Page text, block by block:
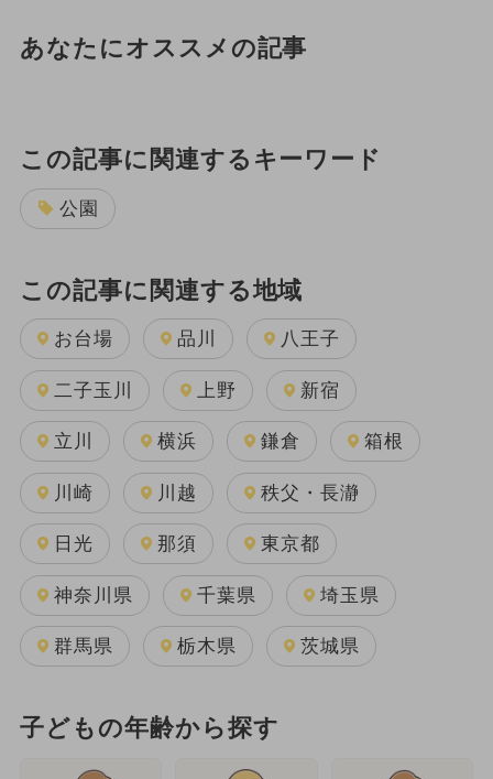
あなたにオススメの記事
この記事に関連するキーワード
公園
この記事に関連する地域
お台場 品川 八王子
二子玉川 上野 新宿
立川 横浜 鎌倉 箱根
川崎 川越 秩父・長瀞
日光 那須 東京都
神奈川県 千葉県 埼玉県
群馬県 栃木県 茨城県
子どもの年齢から探す